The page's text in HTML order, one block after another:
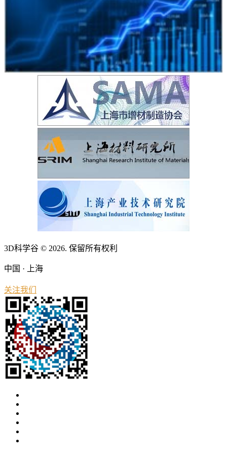
3D科学谷 © 2026. 保留所有权利
中国 · 上海
关注我们